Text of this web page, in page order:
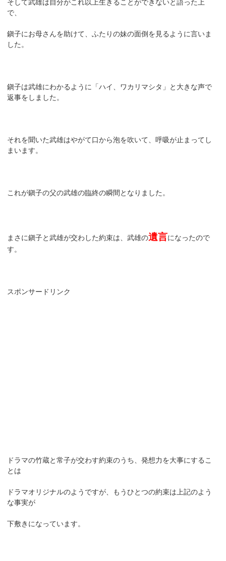
そして武雄は自分がこれ以上生きることができないと語った上
で、
鎭子にお母さんを助けて、ふたりの妹の面倒を見るように言いま
した。
鎭子は武雄にわかるように「ハイ、ワカリマシタ」と大きな声で
返事をしました。
それを聞いた武雄はやがて口から泡を吹いて、呼吸が止まってし
まいます。
これが鎭子の父の武雄の臨終の瞬間となりました。
まさに鎭子と武雄が交わした約束は、武雄の遺言になったので
す。
スポンサードリンク
ドラマの竹蔵と常子が交わす約束のうち、発想力を大事にするこ
とは
ドラマオリジナルのようですが、もうひとつの約束は上記のよう
な事実が
下敷きになっています。